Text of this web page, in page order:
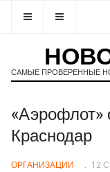
САМЫЕ ПРОВЕРЕННЫЕ
«Аэрофлот»
Краснодар
ОРГАНИЗАЦИИ 12